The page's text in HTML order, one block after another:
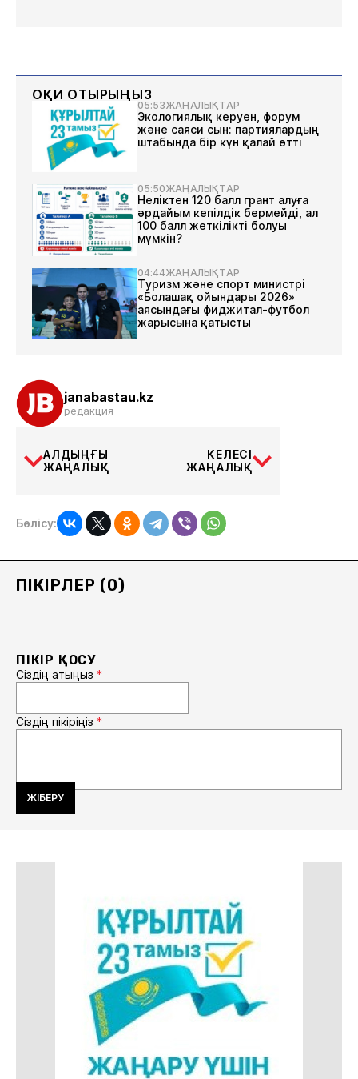
ОҚИ ОТЫРЫҢЫЗ
05:53ЖАҢАЛЫҚТАР
Экологиялық керуен, форум
және саяси сын: партиялардың
штабында бір күн қалай өтті
05:50ЖАҢАЛЫҚТАР
Неліктен 120 балл грант алуға
әрдайым кепілдік бермейді, ал
100 балл жеткілікті болуы
мүмкін?
04:44ЖАҢАЛЫҚТАР
Туризм және спорт министрі
«Болашақ ойындары 2026»
аясындағы фиджитал-футбол
жарысына қатысты
janabastau.kz
редакция
АЛДЫҢҒЫ
ЖАҢАЛЫҚ
КЕЛЕСІ
ЖАҢАЛЫҚ
Бөлісу:
ПІКІРЛЕР (0)
ПІКІР ҚОСУ
Сіздің атыңыз *
Сіздің пікіріңіз *
ЖІБЕРУ